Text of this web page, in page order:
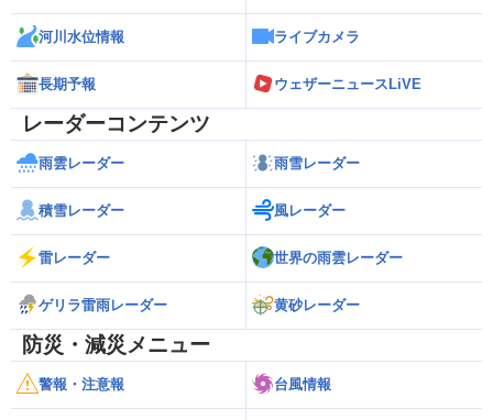
河川水位情報 ライブカメラ
長期予報 ウェザーニュースLiVE
レーダーコンテンツ
雨雲レーダー 雨雪レーダー
積雪レーダー 風レーダー
雷レーダー 世界の雨雲レーダー
ゲリラ雷雨レーダー 黄砂レーダー
防災・減災メニュー
警報・注意報 台風情報